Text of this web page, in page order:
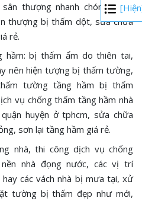
thượng nhanh chóng, khắc
thượng bị thấm dột, sửa chữa
rẻ.
hầm: bị thấm ẩm do thiên tai,
nên hiện tượng bị thấm tường,
tường tầng hầm bị thấm
vụ chống thấm tầng hầm nhà
huyện ở tphcm, sửa chữa
sơn lại tầng hầm giá rẻ.
nhà, thi công dịch vụ chống
nhà đọng nước, các vị trí
các vách nhà bị mưa tại, xử
tường bị thấm đẹp như mới,